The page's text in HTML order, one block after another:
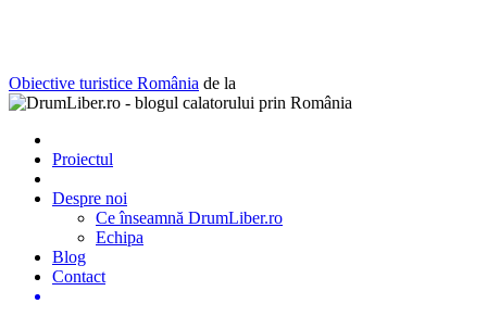
Obiective turistice România de la
Proiectul
Despre noi
Ce înseamnă DrumLiber.ro
Echipa
Blog
Contact